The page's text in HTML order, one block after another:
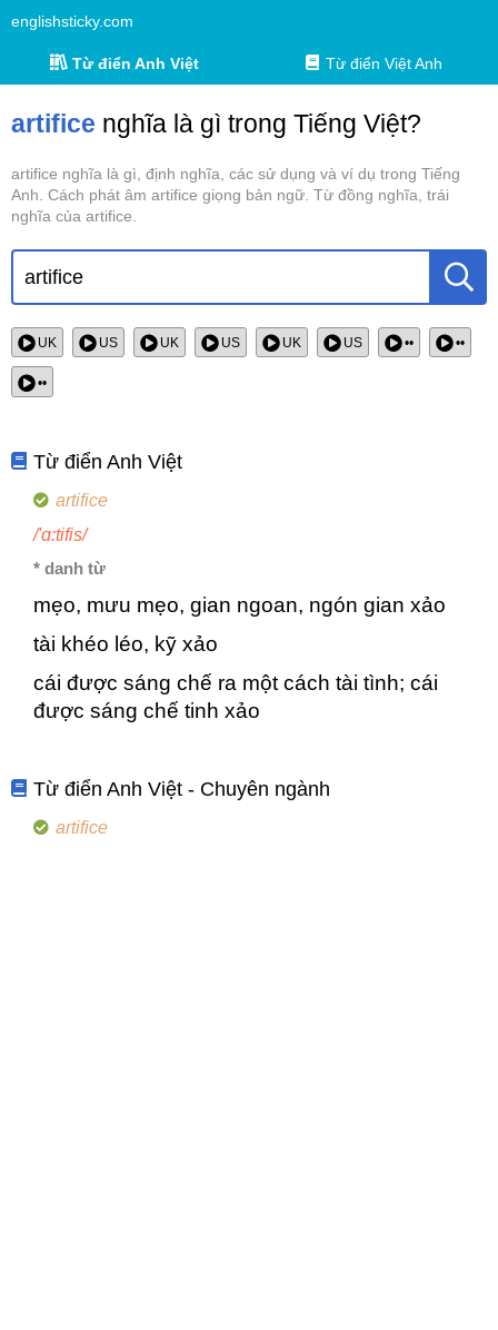
englishsticky.com
Từ điển Anh Việt Từ điển Việt Anh
artifice nghĩa là gì trong Tiếng Việt?
artifice nghĩa là gì, định nghĩa, các sử dụng và ví dụ trong Tiếng
Anh. Cách phát âm artifice giọng bản ngữ. Từ đồng nghĩa, trái
nghĩa của artifice.
UK US UK US UK US •• ••
••
Từ điển Anh Việt
artifice
/'ɑ:tifis/
* danh từ
mẹo, mưu mẹo, gian ngoan, ngón gian xảo
tài khéo léo, kỹ xảo
cái được sáng chế ra một cách tài tình; cái
được sáng chế tinh xảo
Từ điển Anh Việt - Chuyên ngành
artifice